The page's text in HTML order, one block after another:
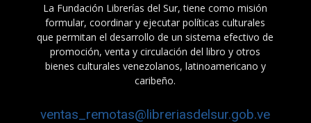
La Fundación Librerías del Sur, tiene como misión
formular, coordinar y ejecutar políticas culturales
que permitan el desarrollo de un sistema efectivo de
promoción, venta y circulación del libro y otros
bienes culturales venezolanos, latinoamericano y
caribeño.
ventas_remotas@libreriasdelsur.gob.ve